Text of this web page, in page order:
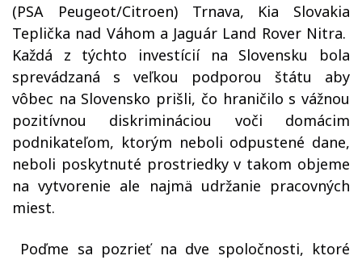
(PSA Peugeot/Citroen) Trnava, Kia Slovakia
Teplička nad Váhom a Jaguár Land Rover Nitra.
Každá z týchto investícií na Slovensku bola
sprevádzaná s veľkou podporou štátu aby
vôbec na Slovensko prišli, čo hraničilo s vážnou
pozitívnou diskrimináciou voči domácim
podnikateľom, ktorým neboli odpustené dane,
neboli poskytnuté prostriedky v takom objeme
na vytvorenie ale najmä udržanie pracovných
miest.
Poďme sa pozrieť na dve spoločnosti, ktoré